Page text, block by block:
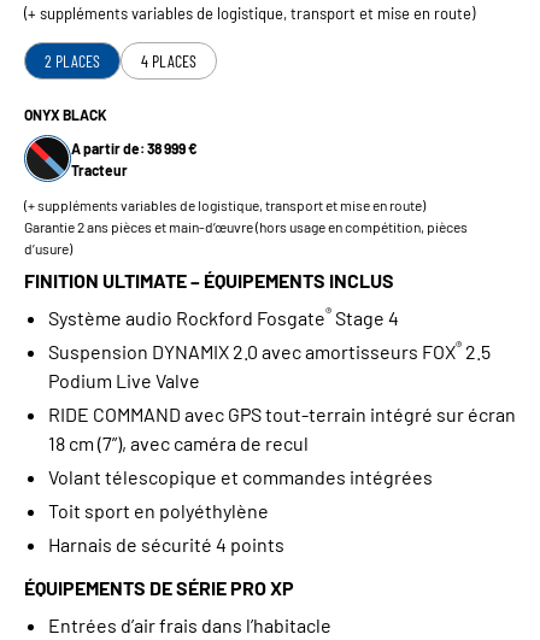
(+ suppléments variables de logistique, transport et mise en route)
2 PLACES 4 PLACES
ONYX BLACK
A partir de: 38 999 €
Tracteur
(+ suppléments variables de logistique, transport et mise en route)
Garantie 2 ans pièces et main-d’œuvre (hors usage en compétition, pièces
d’usure)
FINITION ULTIMATE – ÉQUIPEMENTS INCLUS
Système audio Rockford Fosgate® Stage 4
Suspension DYNAMIX 2.0 avec amortisseurs FOX® 2.5
Podium Live Valve
RIDE COMMAND avec GPS tout‑terrain intégré sur écran
18 cm (7”), avec caméra de recul
Volant télescopique et commandes intégrées
Toit sport en polyéthylène
Harnais de sécurité 4 points
ÉQUIPEMENTS DE SÉRIE PRO XP
Entrées d’air frais dans l’habitacle